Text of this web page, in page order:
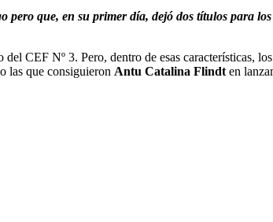
que, en su primer día, dejó dos títulos para los
CEF Nº 3. Pero, dentro de esas características,
las que consiguieron Antu Catalina Flindt en